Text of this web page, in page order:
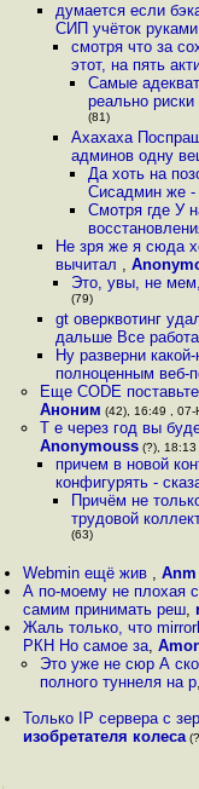
думается если
СИП учёток
смотря что за
этот, на пять
Самые
реально
(81)
Ахахаха
админов одну
Да хоть на
Сисадмин же -
Смотря где У
Не зря же я сюда
вычитал ,
Это, увы, не
(79)
gt оверквотинг
дальше Все
Ну разверни
полноценным веб-
Еще CODE
Аноним (42), 16:49 , 07-
Т е через год вы
Anonymouss(?), 18:13
причем в новой
конфигурять -
Причём не
трудовой
(63)
Webmin ещё жив ,Anm
А по-моему не плохая
самим принимать реш,
Жаль только, что
РКН Но самое за,
Это уже не сюр А
полного туннеля на р,
Только IP сервера с
изобретателя колеса